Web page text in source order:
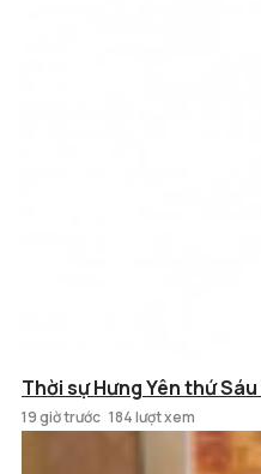
Thời sự Hưng Yên thứ
19 giờ trước 184 lượt xem